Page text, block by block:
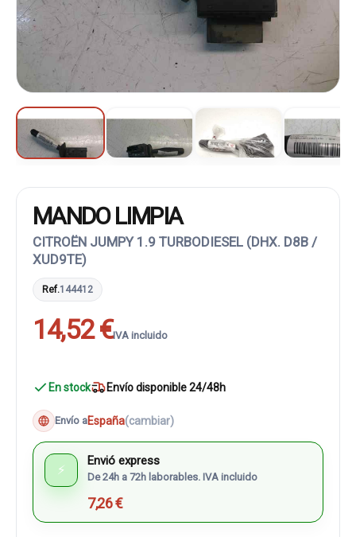
MANDO LIMPIA
CITROËN JUMPY 1.9 TURBODIESEL (DHX. D8B /
XUD9TE)
Ref.144412
14,52 €IVA incluido
En stock Envío disponible 24/48h
Envío aEspaña(cambiar)
⚡
Envió express
De 24h a 72h laborables. IVA incluido
7,26 €